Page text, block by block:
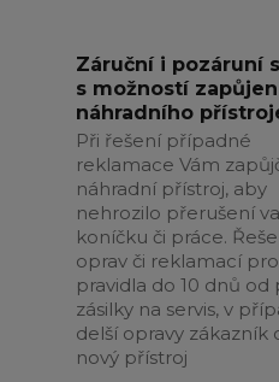
Záruční i pozáruní
s možností
náhradního
Při řešení případné
reklamace Vám
náhradní přístroj, aby
nehrozilo přerušení
koníčku či práce.
oprav či reklamací
pravidla do 10 dnů od
zásilky na servis, v
delší opravy zákazník
nový přístroj